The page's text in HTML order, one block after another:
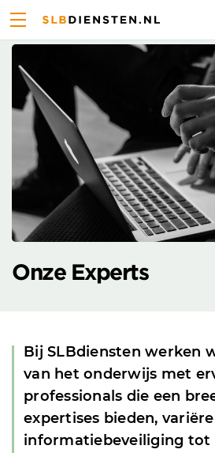
Zoeken
Over SLBdiensten
Onze Experts
Bij SLBdiensten werken
van het onderwijs met
professionals die een
expertises bieden,
informatiebeveiliging tot